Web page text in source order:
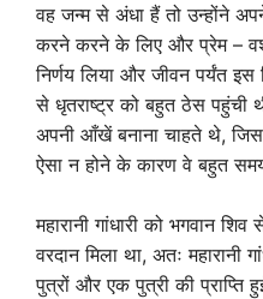
वह जन्म से अंधा हैं तो उन्होंने
करने करने के लिए और प्रेम –
निर्णय लिया और जीवन पर्यंत
से धृतराष्ट्र को बहुत ठेस पहुंची
अपनी आँखें बनाना चाहते थे,
ऐसा न होने के कारण वे बहुत
महारानी गांधारी को भगवान
वरदान मिला था, अतः महारानी
पुत्रों और एक पुत्री की